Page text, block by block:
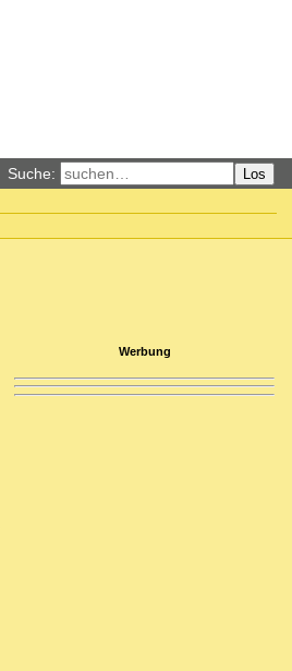
Suche: Los
Werbung